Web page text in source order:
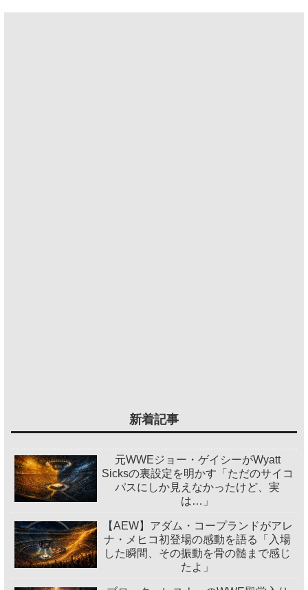
新着記事
元WWEジョー・ゲイシーがWyatt
Sicksの裏設定を明かす「ただのサイコ
パスにしか見えなかったけど、実
は…」
【AEW】アダム・コープランドがアレ
ナ・メヒコ初登場の感動を語る「入場
した瞬間、その振動を骨の髄まで感じ
たよ」